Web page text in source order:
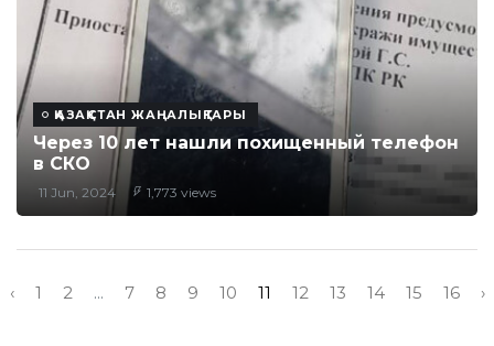
ҚАЗАҚСТАН ЖАҢАЛЫҚТАРЫ
Через 10 лет нашли похищенный телефон
в СКО
11 Jun, 2024 1,773 views
‹ 1 2 ... 7 8 9 10 11 12 13 14 15 16 ›